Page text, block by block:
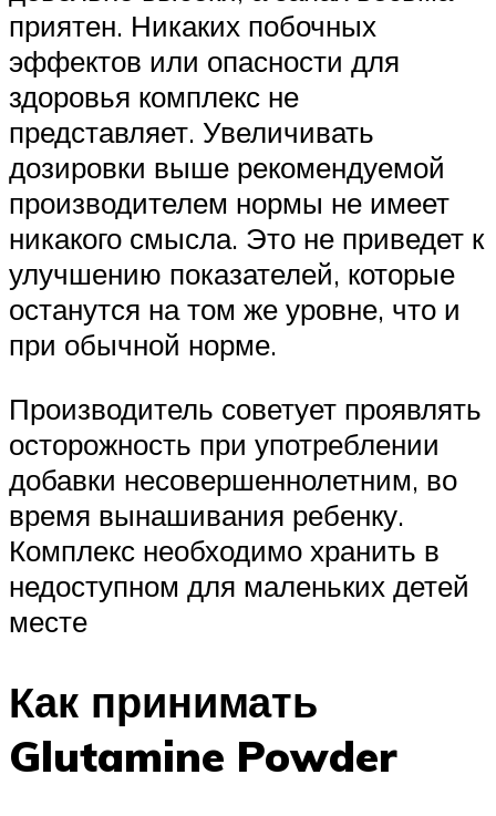
приятен. Никаких побочных
эффектов или опасности для
здоровья комплекс не
представляет. Увеличивать
дозировки выше рекомендуемой
производителем нормы не имеет
никакого смысла. Это не приведет к
улучшению показателей, которые
останутся на том же уровне, что и
при обычной норме.
Производитель советует проявлять
осторожность при употреблении
добавки несовершеннолетним, во
время вынашивания ребенку.
Комплекс необходимо хранить в
недоступном для маленьких детей
месте
Как принимать
Glutamine Powder